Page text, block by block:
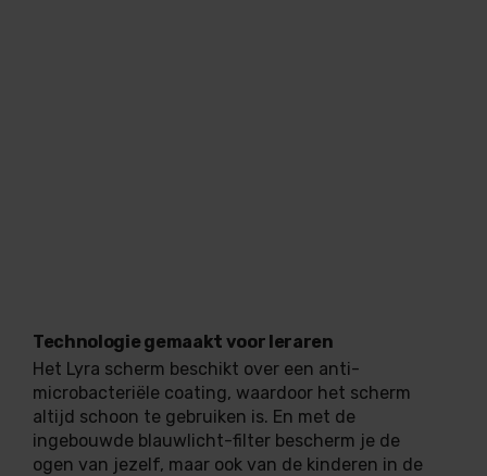
Technologie gemaakt voor leraren
Het Lyra scherm beschikt over een anti-
microbacteriële coating, waardoor het scherm
altijd schoon te gebruiken is. En met de
ingebouwde blauwlicht-filter bescherm je de
ogen van jezelf, maar ook van de kinderen in de